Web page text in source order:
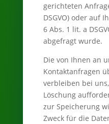
gerichteten
DSGVO) oder auf
6 Abs. 1 lit. a
abgefragt wurde.
Die von Ihnen an
Kontaktanfragen
verbleiben bei
Löschung
zur Speicherung
Zweck für die